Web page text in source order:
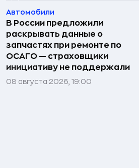
Автомобили
В России предложили
раскрывать данные о
запчастях при ремонте по
ОСАГО — страховщики
инициативу не поддержали
08 августа 2026, 19:00